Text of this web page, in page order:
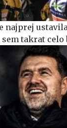
najprej
takrat celo